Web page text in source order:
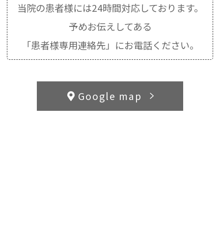
当院の患者様には24時間対応しております。
予めお伝えしてある
「患者様専用連絡先」にお電話ください。
Google map